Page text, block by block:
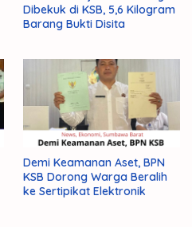
Dibekuk di KSB, 5,6 Kilogram
Barang Bukti Disita
Demi Keamanan Aset, BPN
KSB Dorong Warga Beralih
ke Sertipikat Elektronik